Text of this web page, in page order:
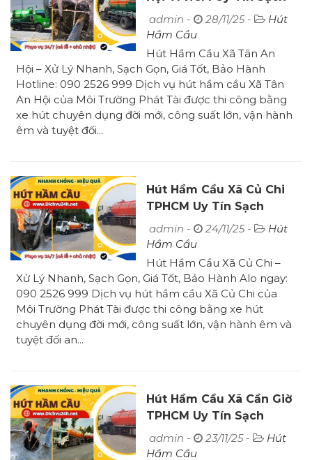
100% Giá Rẻ
admin - 28/11/25 -
Hút
Hầm Cầu
Hút Hầm Cầu Xã Tân An
Hội – Xử Lý Nhanh, Sạch Gọn, Giá Tốt, Bảo Hành
Hotline: 090 2526 999 Dịch vụ hút hầm cầu Xã Tân
An Hội của Môi Trường Phát Tài được thi công bằng
xe hút chuyên dụng đời mới, công suất lớn, vận hành
êm và tuyệt đối...
Hút Hầm Cầu Xã Củ Chi
TPHCM Uy Tín Sạch
100% Bảo Hành
admin - 24/11/25 -
Hút
Hầm Cầu
Hút Hầm Cầu Xã Củ Chi –
Xử Lý Nhanh, Sạch Gọn, Giá Tốt, Bảo Hành Alo ngay:
090 2526 999 Dịch vụ hút hầm cầu Xã Củ Chi của
Môi Trường Phát Tài được thi công bằng xe hút
chuyên dụng đời mới, công suất lớn, vận hành êm và
tuyệt đối an...
Hút Hầm Cầu Xã Cần Giờ
TPHCM Uy Tín Sạch
100% Bảo Hành
admin - 23/11/25 -
Hút
Hầm Cầu